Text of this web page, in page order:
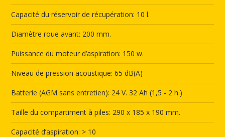
Capacité du réservoir de récupération: 10 l.
Diamètre roue avant: 200 mm.
Puissance du moteur d’aspiration: 150 w.
Niveau de pression acoustique: 65 dB(A)
Batterie (AGM sans entretien): 24 V. 32 Ah (1,5 - 2 h.)
Taille du compartiment à piles: 290 x 185 x 190 mm.
Capacité d’aspiration: > 10